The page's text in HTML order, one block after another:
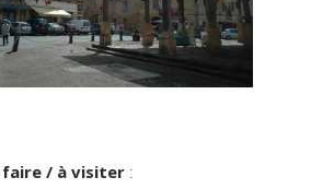
faire / à visiter :